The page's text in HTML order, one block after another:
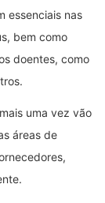
essenciais nas
bem como
doentes, como
uma vez vão
áreas de